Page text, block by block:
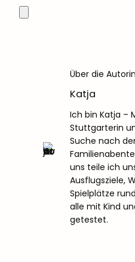
Über die Autorin
Katja
Ich bin Katja –
Stuttgarterin
Suche nach
uns teile ich
Ausflugsziele,
Spielplätze
alle mit Kind
getestet.